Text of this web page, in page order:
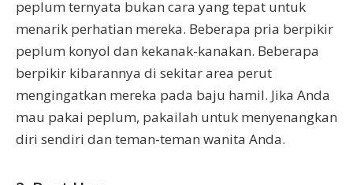
peplum ternyata bukan cara yang tepat untuk
menarik perhatian mereka. Beberapa pria berpikir
peplum konyol dan kekanak-kanakan. Beberapa
berpikir kibarannya di sekitar area perut
mengingatkan mereka pada baju hamil. Jika Anda
mau pakai peplum, pakailah untuk menyenangkan
diri sendiri dan teman-teman wanita Anda.